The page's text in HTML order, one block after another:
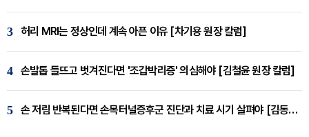
3 허리 MRI는 정상인데 계속 아픈 이유 [차기용 원장 칼럼]
4 손발톱 들뜨고 벗겨진다면 '조갑박리증' 의심해야 [김철윤 원장 칼럼]
5 손 저림 반복된다면 손목터널증후군 진단과 치료 시기 살펴야 [김동현 원장 칼럼]